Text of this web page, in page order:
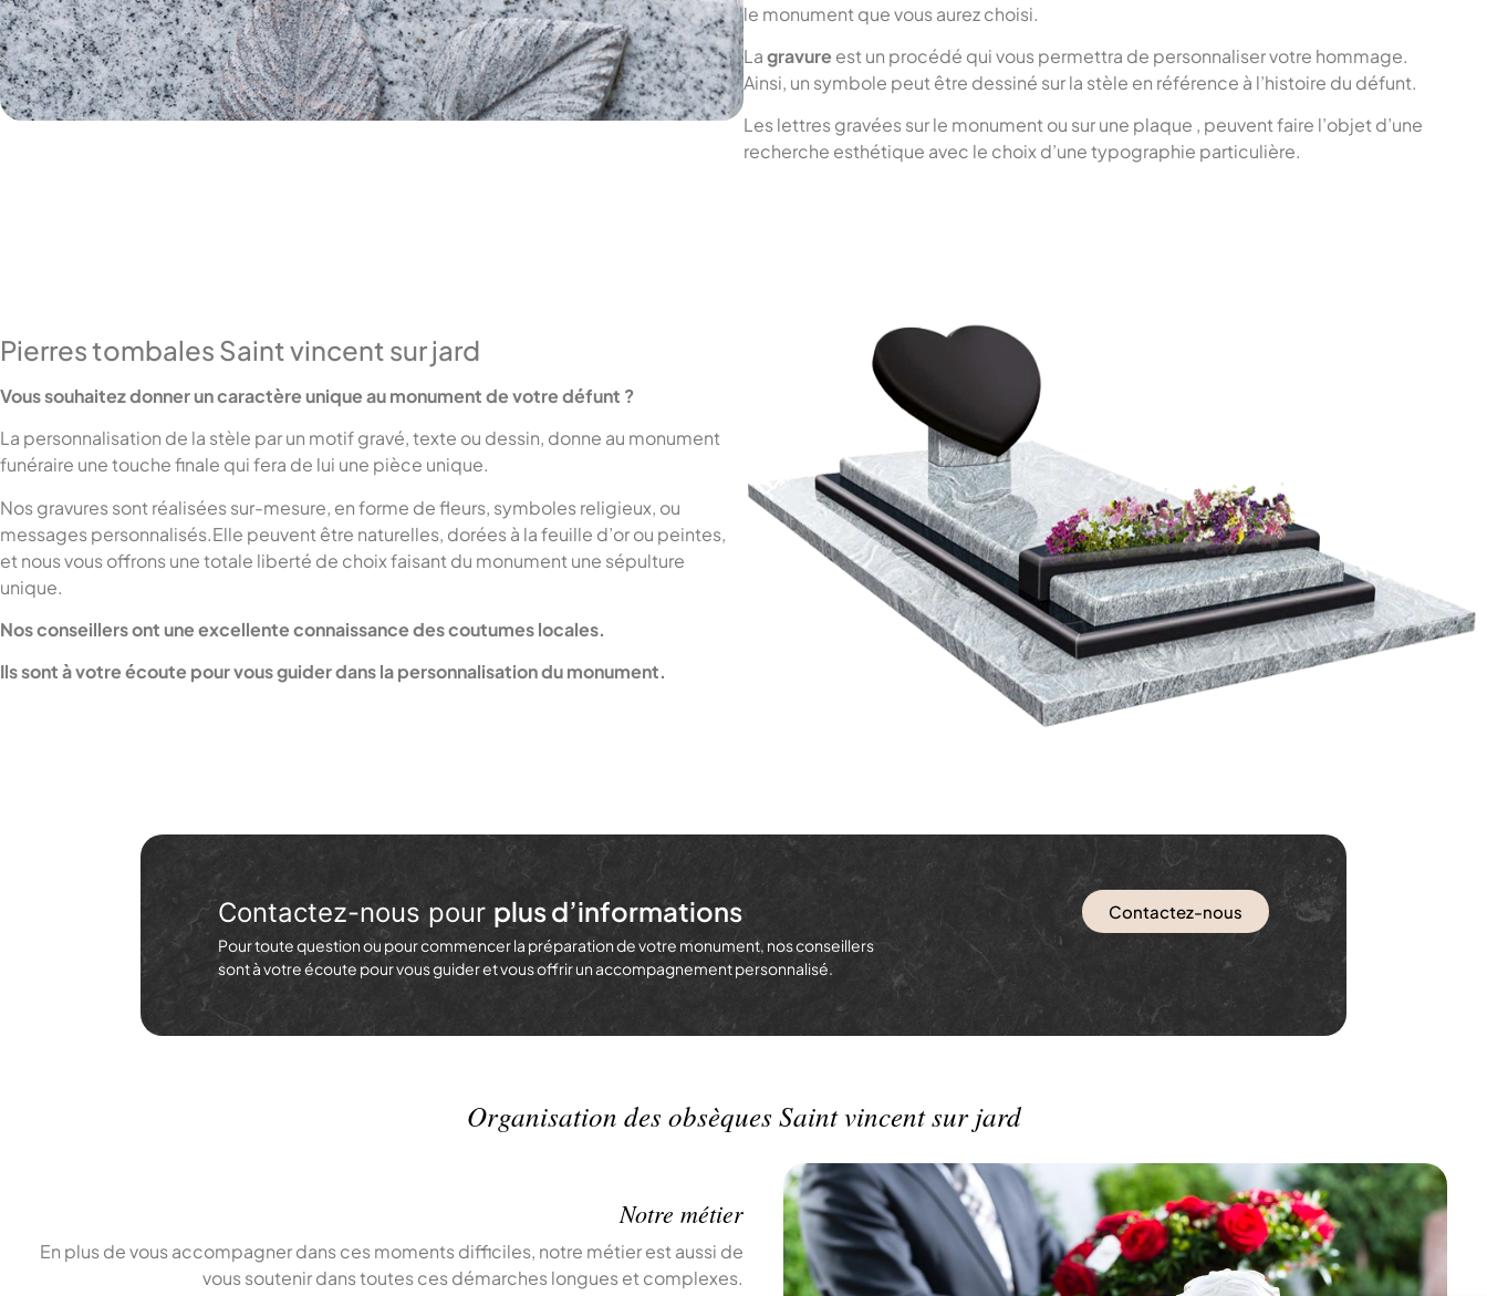
le monument que vous aurez choisi.
Lagravure est un procédé qui vous permettra de personnaliser votre hommage.
Ainsi, un symbole peut être dessiné sur la stèle en référence à l’histoire du défunt.
Les lettres gravées sur le monument ou sur une plaque , peuvent faire l’objet d’une
recherche esthétique avec le choix d’une typographie particulière.
Pierres tombales Saint vincent sur jard
Vous souhaitez donner un caractère unique au monument de votre défunt ?
La personnalisation de la stèle par un motif gravé, texte ou dessin, donne au monument
funéraire une touche finale qui fera de lui une pièce unique.
Nos gravures sont réalisées sur-mesure, en forme de fleurs, symboles religieux, ou
messages personnalisés.Elle peuvent être naturelles, dorées à la feuille d’or ou peintes,
et nous vous offrons une totale liberté de choix faisant du monument une sépulture
unique.
Nos conseillers ont une excellente connaissance des coutumes locales.
Ils sont à votre écoute pour vous guider dans la personnalisation du monument.
Contactez-nous pour plus d’informations
Pour toute question ou pour commencer la préparation de votre monument, nos conseillers
sont à votre écoute pour vous guider et vous offrir un accompagnement personnalisé.
Contactez-nous
Organisation des obsèques Saint vincent sur jard
Notre métier
En plus de vous accompagner dans ces moments difficiles, notre métier est aussi de
vous soutenir dans toutes ces démarches longues et complexes.